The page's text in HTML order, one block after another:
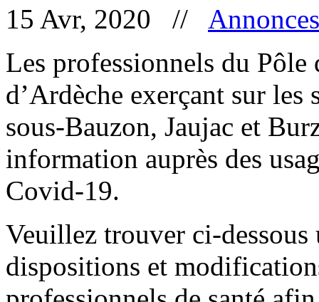
15 Avr, 2020 // Annonces
Les professionnels du Pôle
d’Ardèche exerçant sur
sous-Bauzon, Jaujac et
information auprès des
Covid-19.
Veuillez trouver ci-dessous
dispositions et